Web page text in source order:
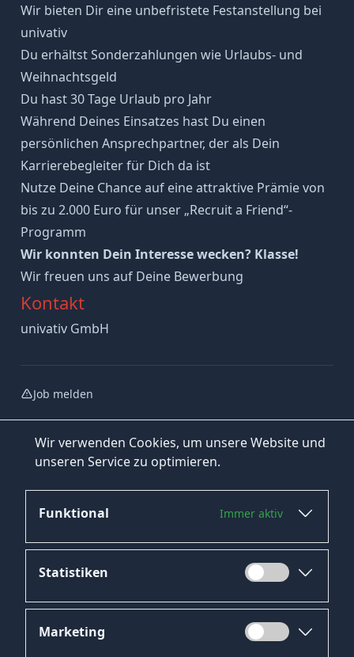
Wir verwenden Cookies, um unsere Website und
unseren Service zu optimieren.
Funktional Immer aktiv
Statistiken
Marketing
Wir bieten Dir eine unbefristete Festanstellung bei
univativ
Du erhältst Sonderzahlungen wie Urlaubs- und
Weihnachtsgeld
Du hast 30 Tage Urlaub pro Jahr
Während Deines Einsatzes hast Du einen
persönlichen Ansprechpartner, der als Dein
Karrierebegleiter für Dich da ist
Nutze Deine Chance auf eine attraktive Prämie von
bis zu 2.000 Euro für unser „Recruit a Friend“-
Programm
Wir konnten Dein Interesse wecken? Klasse!
Wir freuen uns auf Deine Bewerbung
Kontakt
univativ GmbH
Job melden
Jetzt bewerben